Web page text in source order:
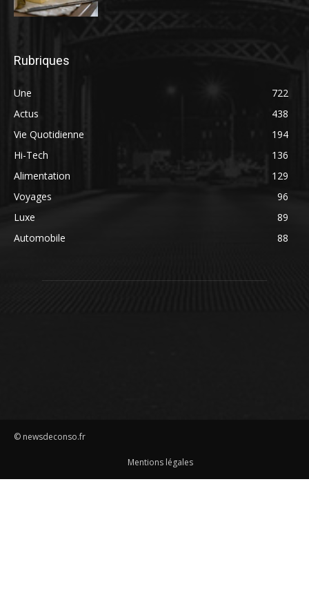
Rubriques
Une
722
Actus
438
Vie Quotidienne
194
Hi-Tech
136
Alimentation
129
Voyages
96
Luxe
89
Automobile
88
© newsdeconso.fr
Mentions légales